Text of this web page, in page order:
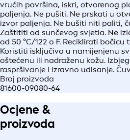
vrućih površina, iskri, otvorenog
paljenja. Ne pušiti. Ne prskati u
izvor paljenja. Ne bušiti niti paliti,
Zaštititi od sunčevog svjetla. Ne
od 50 °C/122 o F. Reciklirati bočicu
Koristiti isključivo u namijenjenu
oštećenu ili nadraženu kožu.
raspršivanje i izravno udisanje.
Broj proizvoda
81600-09080-64
Ocjene &
proizvoda